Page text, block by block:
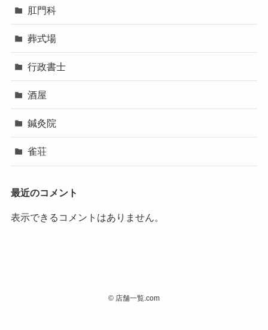
肛門科
葬式場
行政書士
酒屋
鍼灸院
雀荘
最近のコメント
表示できるコメントはありません。
© 店舗一覧.com